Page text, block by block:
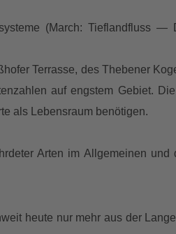
(March: Tieflandfluss —
Terrasse, des Thebener
auf engstem Gebiet.
als Lebensraum benötigen.
Arten im Allgemeinen und
heute nur mehr aus der